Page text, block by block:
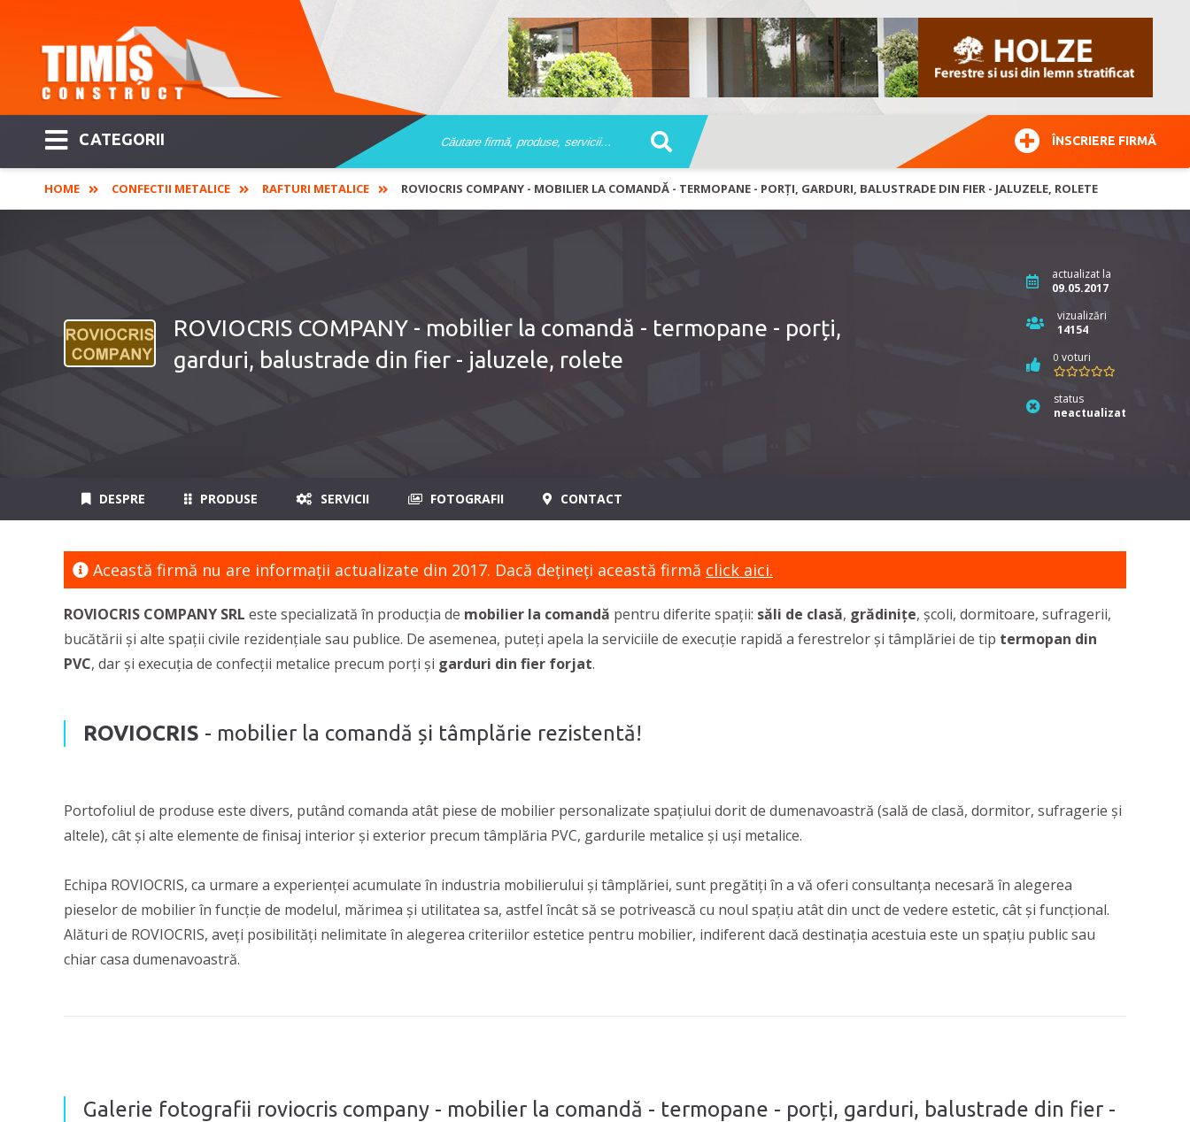
CATEGORII ÎNSCRIERE FIRMĂ
HOME CONFECTII METALICE RAFTURI METALICE ROVIOCRIS COMPANY - MOBILIER LA COMANDĂ - TERMOPANE - PORȚI, GARDURI, BALUSTRADE DIN FIER - JALUZELE, ROLETE
ROVIOCRIS COMPANY - mobilier la comandă - termopane - porți,
garduri, balustrade din fier - jaluzele, rolete
actualizat la
09.05.2017
vizualizări
14154
0 voturi
status
neactualizat
DESPRE PRODUSE SERVICII FOTOGRAFII CONTACT
Această firmă nu are informaţii actualizate din 2017. Dacă dețineți această firmă click aici.
ROVIOCRIS COMPANY SRL este specializată în producția de mobilier la comandă pentru diferite spații: săli de clasă, grădinițe, școli, dormitoare, sufragerii,
bucătării și alte spații civile rezidențiale sau publice. De asemenea, puteți apela la serviciile de execuție rapidă a ferestrelor și tâmplăriei de tip termopan din
PVC, dar și execuția de confecții metalice precum porți și garduri din fier forjat.
ROVIOCRIS - mobilier la comandă și tâmplărie rezistentă!
Portofoliul de produse este divers, putând comanda atât piese de mobilier personalizate spațiului dorit de dumenavoastră (sală de clasă, dormitor, sufragerie și
altele), cât și alte elemente de finisaj interior și exterior precum tâmplăria PVC, gardurile metalice și uși metalice.
Echipa ROVIOCRIS, ca urmare a experienței acumulate în industria mobilierului și tâmplăriei, sunt pregătiți în a vă oferi consultanța necesară în alegerea
pieselor de mobilier în funcție de modelul, mărimea și utilitatea sa, astfel încât să se potrivească cu noul spațiu atât din unct de vedere estetic, cât și funcțional.
Alături de ROVIOCRIS, aveți posibilități nelimitate în alegerea criteriilor estetice pentru mobilier, indiferent dacă destinația acestuia este un spațiu public sau
chiar casa dumenavoastră.
Galerie fotografii roviocris company - mobilier la comandă - termopane - porți, garduri, balustrade din fier -